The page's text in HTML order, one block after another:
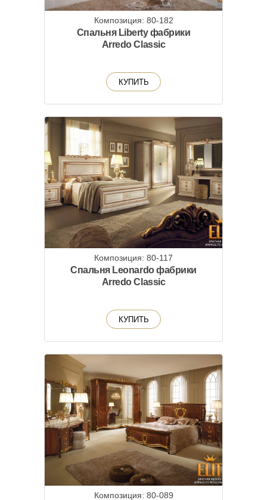
Композиция: 80-182
Спальня Liberty фабрики
Arredo Classic
КУПИТЬ
Композиция: 80-117
Спальня Leonardo фабрики
Arredo Classic
КУПИТЬ
Композиция: 80-089